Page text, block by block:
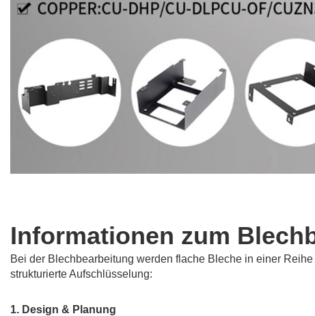
Informationen zum
Bei der Blechbearbeitung werden flache Bleche in einer
strukturierte Aufschlüsselung:
1. Design & Planung